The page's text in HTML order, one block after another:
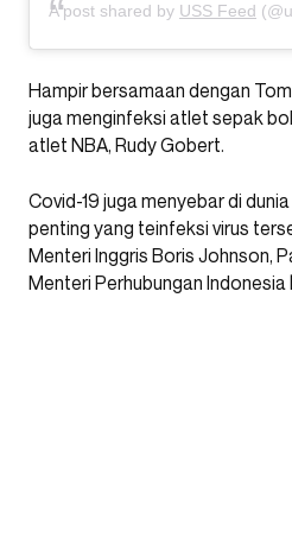
A post shared by USS Feed
Hampir bersamaan dengan
juga menginfeksi atlet sepak
atlet NBA, Rudy Gobert.
Covid-19 juga menyebar di
penting yang teinfeksi virus
Menteri Inggris Boris Johnson,
Menteri Perhubungan Indonesia